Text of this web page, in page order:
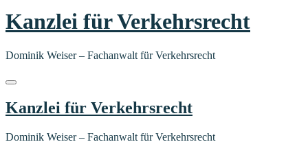
Kanzlei für Verkehrsrecht
Dominik Weiser – Fachanwalt für Verkehrsrecht
Kanzlei für Verkehrsrecht
Dominik Weiser – Fachanwalt für Verkehrsrecht